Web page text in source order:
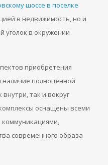
шоссе в поселке
в недвижимость, но и
уголок в окружении
приобретения
наличие полноценной
так и вокруг
оснащены всеми
современного образа